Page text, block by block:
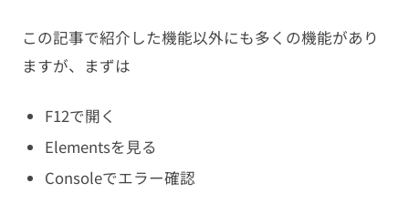
この記事で紹介した機能以外にも多くの機能があり
ますが、まずは
F12で開く
Elementsを見る
Consoleでエラー確認